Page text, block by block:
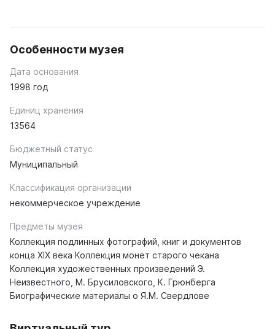
Особенности музея
Дата основания
1998 год
Единиц хранения
13564
Бюджетный статус
Муниципальный
Классификация организации
некоммерческое учреждение
Предметы музея
Коллекция подлинных фотографий, книг и документов
конца XIX века Коллекция монет старого чекана
Коллекция художественных произведений Э.
Неизвестного, М. Брусиловского, К. Грюнберга
Биографические материалы о Я.М. Свердлове